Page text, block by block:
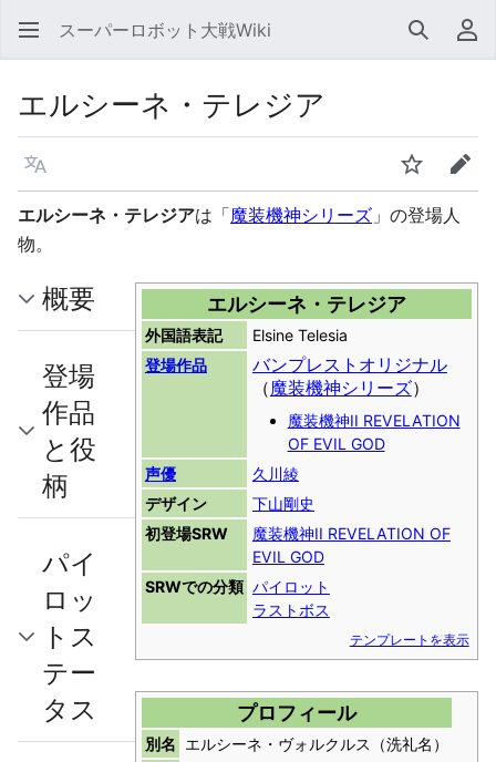
スーパーロボット大戦Wiki 検索 利
エルシーネ・テレジア
言語 ウォッチ編集
エルシーネ・テレジアは「魔装機神シリーズ 」の登場人
物。
エルシーネ・テレジア
外国語表記
Elsine Telesia
登場作品
バンプレストオリジナル
（魔装機神シリーズ）
魔装機神II REVELATION
OF EVIL GOD
声優
久川綾
デザイン
下山剛史
初登場SRW
魔装機神II REVELATION OF
EVIL GOD
SRWでの分類 パイロット
ラストボス
テンプレートを表示
プロフィール
別名 エルシーネ・ヴォルクルス（洗礼名）
概要
登場
作品
と役
柄
パイ
ロッ
トス
テー
タス